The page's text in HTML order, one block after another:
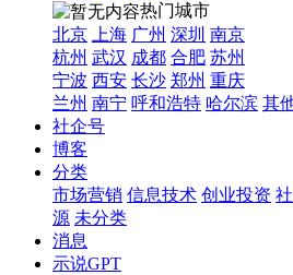
热门城市
北京
上海 广州 深圳 南京
杭州 武汉 成都 合肥 苏州
宁波 西安 长沙 郑州 重庆
兰州 南宁 呼和浩特 哈尔滨 其
社企号
博客
分类
市场营销 信息技术 创业投资
源 未分类
消息
示说GPT